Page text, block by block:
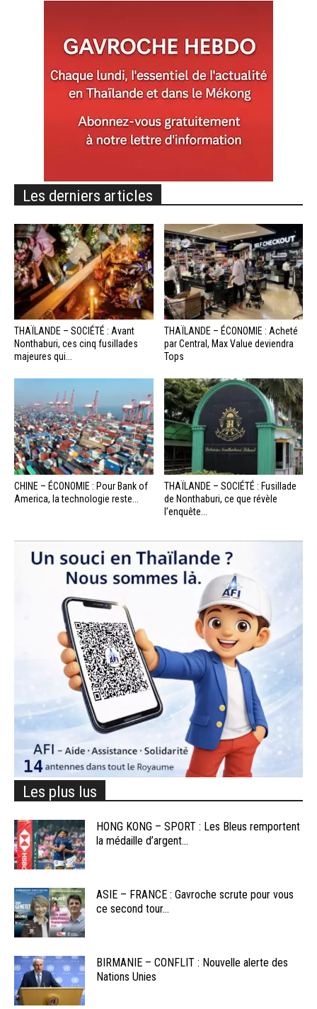
Les derniers articles
THAÏLANDE – SOCIÉTÉ : Avant
Nonthaburi, ces cinq fusillades
majeures qui...
THAÏLANDE – ÉCONOMIE : Acheté
par Central, Max Value deviendra
Tops
CHINE – ÉCONOMIE : Pour Bank of
America, la technologie reste...
THAÏLANDE – SOCIÉTÉ : Fusillade
de Nonthaburi, ce que révèle
l’enquête...
Les plus lus
HONG KONG – SPORT : Les Bleus remportent
la médaille d’argent...
ASIE – FRANCE : Gavroche scrute pour vous
ce second tour...
BIRMANIE – CONFLIT : Nouvelle alerte des
Nations Unies